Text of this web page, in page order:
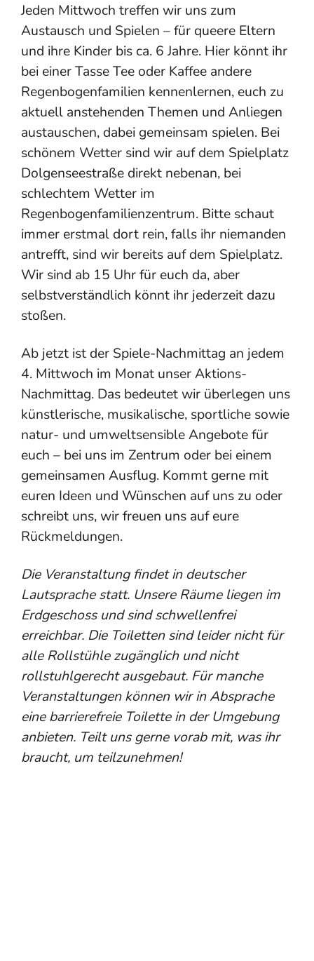
Jeden Mittwoch treffen wir uns zum
Austausch und Spielen – für queere Eltern
und ihre Kinder bis ca. 6 Jahre. Hier könnt ihr
bei einer Tasse Tee oder Kaffee andere
Regenbogenfamilien kennenlernen, euch zu
aktuell anstehenden Themen und Anliegen
austauschen, dabei gemeinsam spielen. Bei
schönem Wetter sind wir auf dem Spielplatz
Dolgenseestraße direkt nebenan, bei
schlechtem Wetter im
Regenbogenfamilienzentrum. Bitte schaut
immer erstmal dort rein, falls ihr niemanden
antrefft, sind wir bereits auf dem Spielplatz.
Wir sind ab 15 Uhr für euch da, aber
selbstverständlich könnt ihr jederzeit dazu
stoßen.
Ab jetzt ist der Spiele-Nachmittag an jedem
4. Mittwoch im Monat unser Aktions-
Nachmittag. Das bedeutet wir überlegen uns
künstlerische, musikalische, sportliche sowie
natur- und umweltsensible Angebote für
euch – bei uns im Zentrum oder bei einem
gemeinsamen Ausflug. Kommt gerne mit
euren Ideen und Wünschen auf uns zu oder
schreibt uns, wir freuen uns auf eure
Rückmeldungen.
Die Veranstaltung findet in deutscher
Lautsprache statt. Unsere Räume liegen im
Erdgeschoss und sind schwellenfrei
erreichbar. Die Toiletten sind leider nicht für
alle Rollstühle zugänglich und nicht
rollstuhlgerecht ausgebaut. Für manche
Veranstaltungen können wir in Absprache
eine barrierefreie Toilette in der Umgebung
anbieten. Teilt uns gerne vorab mit, was ihr
braucht, um teilzunehmen!